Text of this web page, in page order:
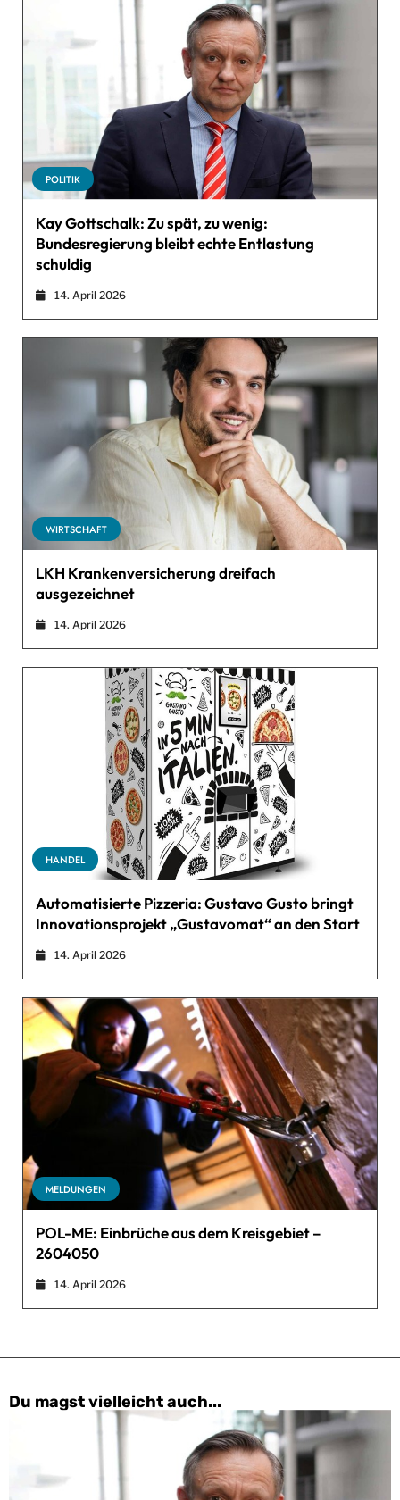
POLITIK
Kay Gottschalk: Zu spät, zu wenig:
Bundesregierung bleibt echte Entlastung
schuldig
14. April 2026
WIRTSCHAFT
LKH Krankenversicherung dreifach
ausgezeichnet
14. April 2026
HANDEL
Automatisierte Pizzeria: Gustavo Gusto bringt
Innovationsprojekt „Gustavomat“ an den Start
14. April 2026
MELDUNGEN
POL-ME: Einbrüche aus dem Kreisgebiet –
2604050
14. April 2026
Du magst vielleicht auch...